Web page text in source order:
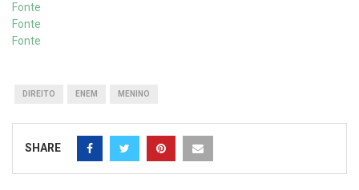
Fonte
Fonte
Fonte
DIREITO ENEM MENINO
SHARE